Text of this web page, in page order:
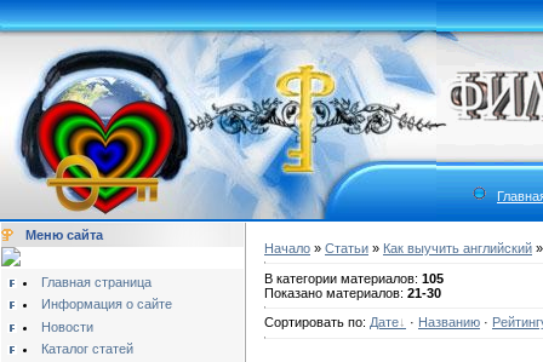
Меню сайта
Главная страница
Информация о сайте
Новости
Каталог статей
Начало » Статьи » Как выучить английский
В категории материалов: 105
Показано материалов: 21-30
Сортировать по: Дате · Названию ·